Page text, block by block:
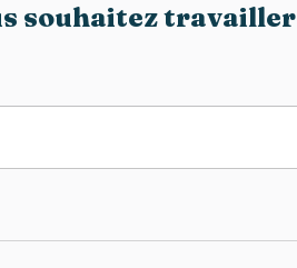
souhaitez travailler